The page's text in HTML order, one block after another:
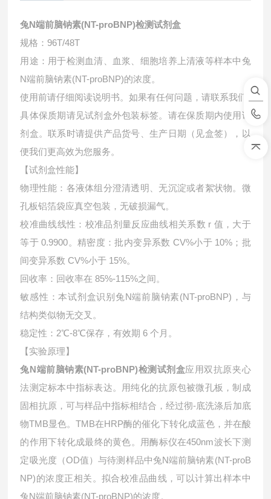
兔N端前脑钠素(NT-proBNP)检测试剂盒
规格：96T/48T
用途：用于检测血清、血浆、细胞培养上清液等样本中兔
N端前脑钠素(NT-proBNP)的浓度。
使用前请仔细阅读说明书。如果有任何问题，请联系我们
具体保质期请见试剂盒外包装标签。请在保质期内使用试
剂盒。联系时请提供产品货号、生产日期（见盒签），以
便我们更高效为您服务。
【试剂盒性能】
物理性能：各液体组分澄清透明、无沉淀或者絮状物。微
孔板铝箔袋应真空包装，无破损漏气。
校准曲线线性：校准品剂量反应曲线相关系数 r 值，大于
等于 0.9900。精密度：批内变异系数 CV%小于 10%；批
间变异系数 CV%小于 15%。
回收率：回收率在 85%-115%之间。
敏感性：本试剂盒识别兔N端前脑钠素(NT-proBNP)，与
结构类似物无交叉。
稳定性：2℃-8℃保存，有效期 6 个月。
【实验原理】
兔N端前脑钠素(NT-proBNP)检测试剂盒应用双抗原夹心
法测定标本中指标表达。用纯化的抗原包被微孔板，制成
固相抗原，可与样品中指标相结合，经过彻-底洗涤后加底
物TMB显色。TMB在HRP酶的催化下转化成蓝色，并在酸
的作用下转化成最终的黄色。用酶标仪在450nm波长下测
定吸光度（OD值）与待测样品中兔N端前脑钠素(NT-proB
NP)的浓度正相关。拟合校准品曲线，可以计算出样本中
兔N端前脑钠素(NT-proBNP)的浓度。